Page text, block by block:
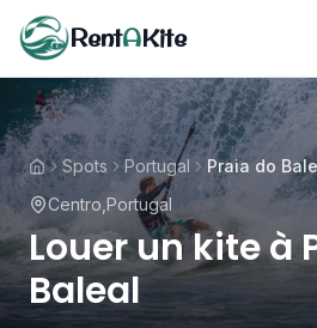
RentAKite
Spots Portugal
Praia do
Centro Portugal
Louer un kite à
Baleal